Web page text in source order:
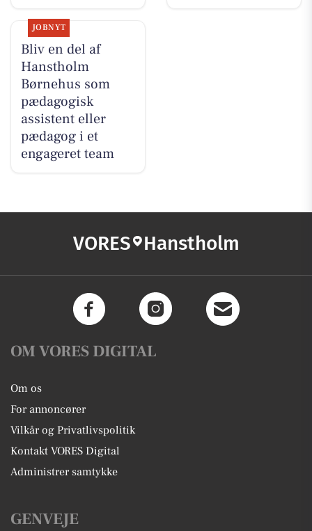
JOBNYT
Bliv en del af
Hanstholm
Børnehus som
pædagogisk
assistent eller
pædagog i et
engageret team
VORES Hanstholm
OM VORES DIGITAL
Om os
For annoncører
Vilkår og Privatlivspolitik
Kontakt VORES Digital
Administrer samtykke
GENVEJE